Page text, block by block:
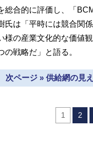
合的に評価し、「
氏は「平時には競合関
様の産業文化的な価値
の戦略だ」と語る。
次ページ » 供給網の見
1 2